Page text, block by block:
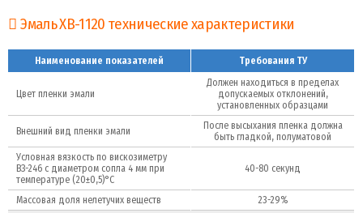
Эмаль ХВ-1120 технические характеристики
Наименование показателей Требования ТУ
Цвет пленки эмали
Должен находиться в пределах
допускаемых отклонений,
установленных образцами
Внешний вид пленки эмали
После высыхания пленка должна
быть гладкой, полуматовой
Условная вязкость по вискозиметру
ВЗ-246 с диаметром сопла 4 мм при
температуре (20±0,5)°С
40-80 секунд
Массовая доля нелетучих веществ
23-29%